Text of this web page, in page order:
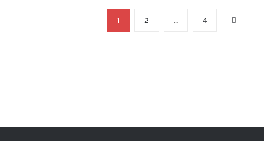
1 2 … 4